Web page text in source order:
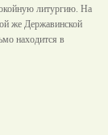
литургию. На
же Державинской
находится в